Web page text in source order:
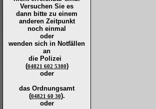
Versuchen Sie es
dann bitte zu einem
anderen Zeitpunkt
noch einmal
oder
wenden sich in Notfällen
an
die Polizei
(04821 602 5300)
oder
das Ordnungsamt
(04821 60 30).
oder